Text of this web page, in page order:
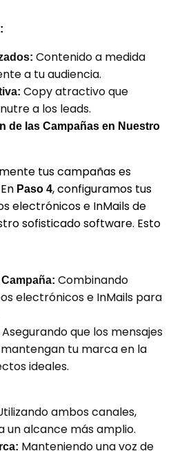
Contenido a medida
a tu audiencia.
Copy atractivo que
a los leads.
de las Campañas en Nuestro
tus campañas es
Paso 4, configuramos tus
electrónicos e InMails de
sofisticado software. Esto
Combinando
electrónicos e InMails para
Asegurando que los mensajes
tu marca en la
ideales.
ambos canales,
un alcance más amplio.
Manteniendo una voz de